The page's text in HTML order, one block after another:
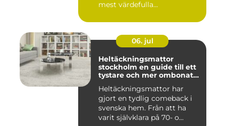
mest värdefulla...
06. jul
Heltäckningsmattor
stockholm en guide till ett
tystare och mer ombonat
Heltäckningsmattor har
gjort en tydlig comeback i
svenska hem. Från att ha
varit självklara på 70- o...